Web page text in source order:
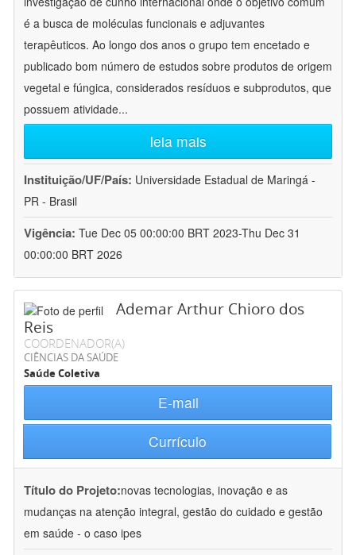
é a busca de moléculas funcionais e adjuvantes
terapêuticos. Ao longo dos anos o grupo tem encetado e
publicado bom número de estudos sobre produtos de origem
vegetal e fúngica, considerados resíduos e subprodutos, que
possuem atividade...
leia mais
Instituição/UF/País: Universidade Estadual de Maringá -
PR - Brasil
Vigência: Tue Dec 05 00:00:00 BRT 2023-Thu Dec 31
00:00:00 BRT 2026
Ademar Arthur Chioro dos
Reis
COORDENADOR(A)
CIÊNCIAS DA SAÚDE
Saúde Coletiva
E-mail
Currículo
Título do Projeto:novas tecnologias, inovação e as
mudanças na atenção integral, gestão do cuidado e gestão
em saúde - o caso ipes